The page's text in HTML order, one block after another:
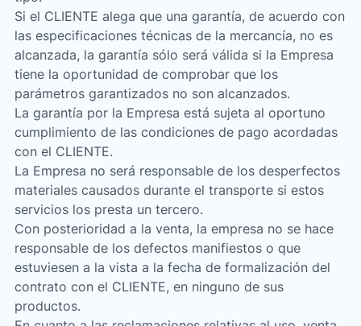
Si el CLIENTE alega que una garantía, de acuerdo con
las especificaciones técnicas de la mercancía, no es
alcanzada, la garantía sólo será válida si la Empresa
tiene la oportunidad de comprobar que los
parámetros garantizados no son alcanzados.
La garantía por la Empresa está sujeta al oportuno
cumplimiento de las condiciones de pago acordadas
con el CLIENTE.
La Empresa no será responsable de los desperfectos
materiales causados durante el transporte si estos
servicios los presta un tercero.
Con posterioridad a la venta, la empresa no se hace
responsable de los defectos manifiestos o que
estuviesen a la vista a la fecha de formalización del
contrato con el CLIENTE, en ninguno de sus
productos.